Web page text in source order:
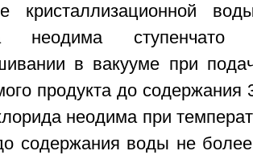
кристаллизационной
неодима ступенчато
в вакууме при
продукта до
неодима при
содержания воды не